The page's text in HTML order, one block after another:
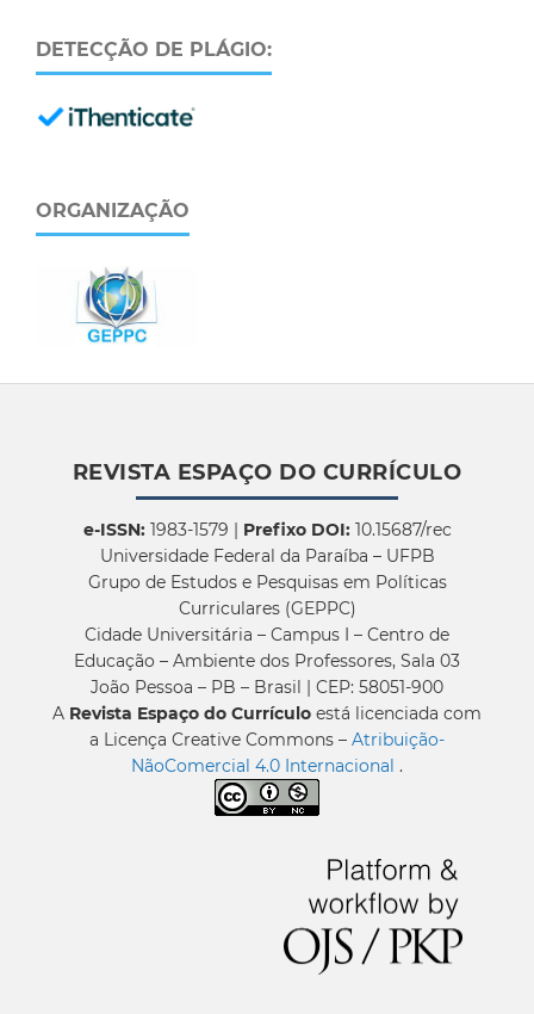
DETECÇÃO DE PLÁGIO:
ORGANIZAÇÃO
REVISTA ESPAÇO DO CURRÍCULO
e-ISSN:1983-1579 | Prefixo DOI:10.15687/rec
Universidade Federal da Paraíba – UFPB
Grupo de Estudos e Pesquisas em Políticas
Curriculares (GEPPC)
Cidade Universitária – Campus I – Centro de
Educação – Ambiente dos Professores, Sala 03
João Pessoa – PB – Brasil | CEP: 58051-900
A Revista Espaço do Currículo está licenciada com
a Licença Creative Commons – Atribuição-
NãoComercial 4.0 Internacional .